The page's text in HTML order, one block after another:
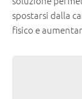
spostarsi dalla
fisico e